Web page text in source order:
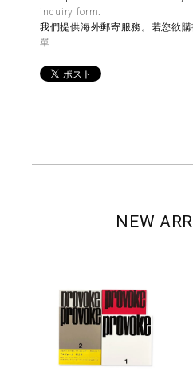
inquiry form.
我們提供海外郵寄服務。若您欲
單
NEW